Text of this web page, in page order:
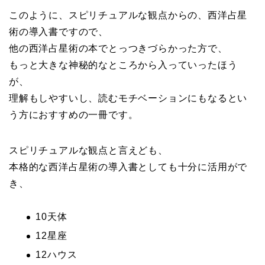
このように、スピリチュアルな観点からの、西洋占星
術の導入書ですので、
他の西洋占星術の本でとっつきづらかった方で、
もっと大きな神秘的なところから入っていったほう
が、
理解もしやすいし、読むモチベーションにもなるとい
う方におすすめの一冊です。
スピリチュアルな観点と言えども、
本格的な西洋占星術の導入書としても十分に活用がで
き、
10天体
12星座
12ハウス